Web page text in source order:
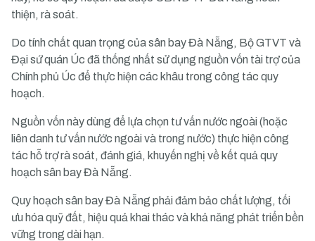
thiện, rà soát.
Do tính chất quan trọng của sân bay Đà Nẵng, Bộ GTVT và
Đại sứ quán Úc đã thống nhất sử dụng nguồn vốn tài trợ của
Chính phủ Úc để thực hiện các khâu trong công tác quy
hoạch.
Nguồn vốn này dùng để lựa chọn tư vấn nước ngoài (hoặc
liên danh tư vấn nước ngoài và trong nước) thực hiện công
tác hỗ trợ rà soát, đánh giá, khuyến nghị về kết quả quy
hoạch sân bay Đà Nẵng.
Quy hoạch sân bay Đà Nẵng phải đảm bảo chất lượng, tối
ưu hóa quỹ đất, hiệu quả khai thác và khả năng phát triển bền
vững trong dài hạn.